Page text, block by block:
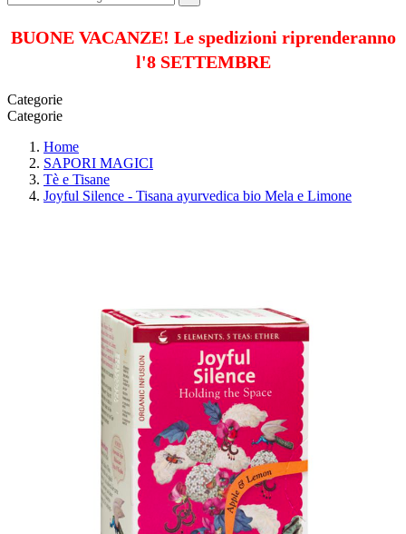
BUONE VACANZE! Le spedizioni riprenderanno
l'8 SETTEMBRE
Categorie
Categorie
Home
SAPORI MAGICI
Tè e Tisane
Joyful Silence - Tisana ayurvedica bio Mela e Limone